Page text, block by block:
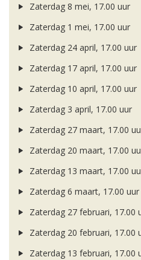
Zaterdag 8 mei, 17.00 uur
Zaterdag 1 mei, 17.00 uur
Zaterdag 24 april, 17.00 uur
Zaterdag 17 april, 17.00 uur
Zaterdag 10 april, 17.00 uur
Zaterdag 3 april, 17.00 uur
Zaterdag 27 maart, 17.00
Zaterdag 20 maart, 17.00
Zaterdag 13 maart, 17.00
Zaterdag 6 maart, 17.00 uur
Zaterdag 27 februari, 17.00
Zaterdag 20 februari, 17.00
Zaterdag 13 februari, 17.00